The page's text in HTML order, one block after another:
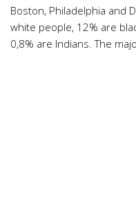
Boston, Philadelphia and
white people, 12% are
0,8% are Indians. The